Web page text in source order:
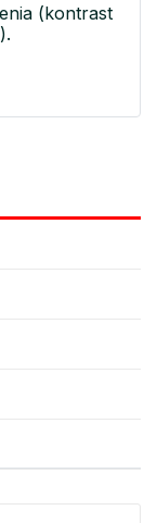
(kontrast